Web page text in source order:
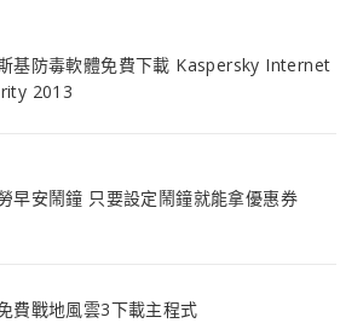
基防毒軟體免費下載 Kaspersky Internet
2013
早安鬧鐘 只要設定鬧鐘就能拿優惠券
費戰地風雲3下載主程式